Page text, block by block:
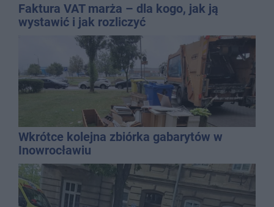
Faktura VAT marża – dla kogo, jak ją
wystawić i jak rozliczyć
Wkrótce kolejna zbiórka gabarytów w
Inowrocławiu